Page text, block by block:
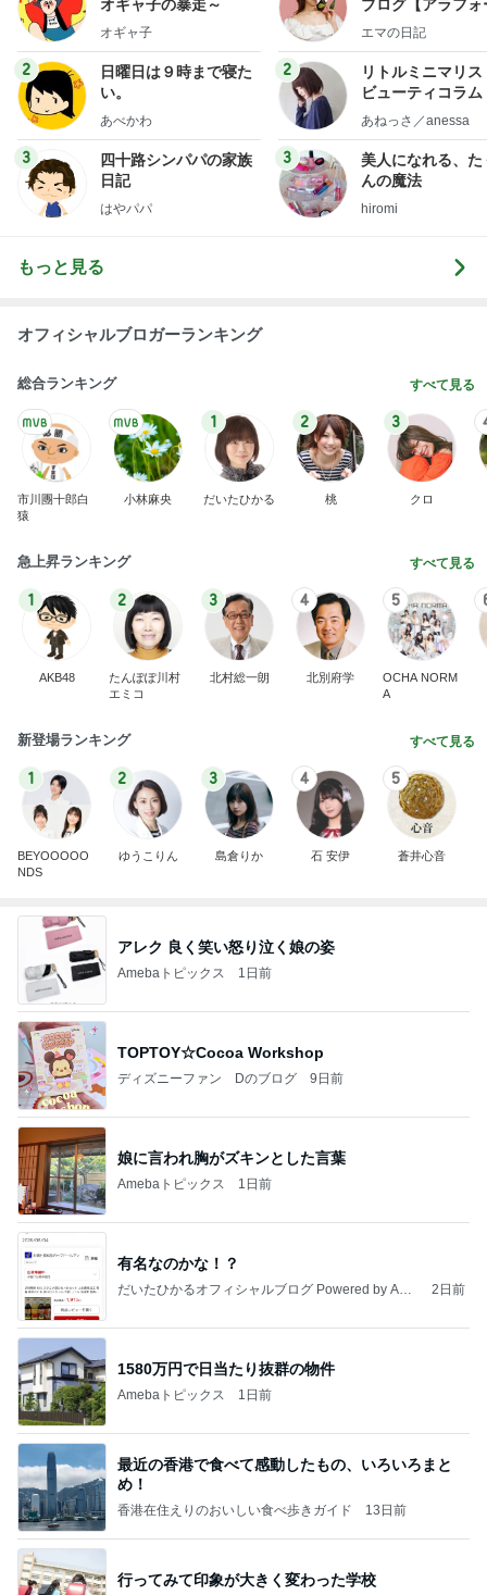
オギャ子の暴走～
オギャ子
2
日曜日は９時まで寝た
い。
あべかわ
3
四十路シンパパの家族
日記
はやパパ
ブログ【アラフォ
社売却セカンドラ
エマの日記
2
リトルミニマリス
ビューティコラ
little
あねっさ／anessa
3
美人になれる、た
んの魔法
hiromi
もっと見る
オフィシャルブロガーランキング
総合ランキング すべて見る
市川團十郎白
猿
小林麻央
1
だいたひかる
2
桃
3
クロ
急上昇ランキング すべて見る
1
AKB48
2
たんぽぽ川村
エミコ
3
北村総一朗
4
北別府学
5
OCHA NORM
A
新登場ランキング すべて見る
1
BEYOOOOO
NDS
2
ゆうこりん
3
島倉りか
4
石 安伊
5
蒼井心音
アレク 良く笑い怒り泣く娘の姿
Amebaトピックス 1日前
TOPTOY☆Cocoa Workshop
ディズニーファン Dのブログ 9日前
娘に言われ胸がズキンとした言葉
Amebaトピックス 1日前
有名なのかな！？
だいたひかるオフィシャルブログ Powered by Ame
2日前
1580万円で日当たり抜群の物件
Amebaトピックス 1日前
最近の香港で食べて感動したもの、いろいろまと
め！
香港在住えりのおいしい食べ歩きガイド 13日前
行ってみて印象が大きく変わった学校